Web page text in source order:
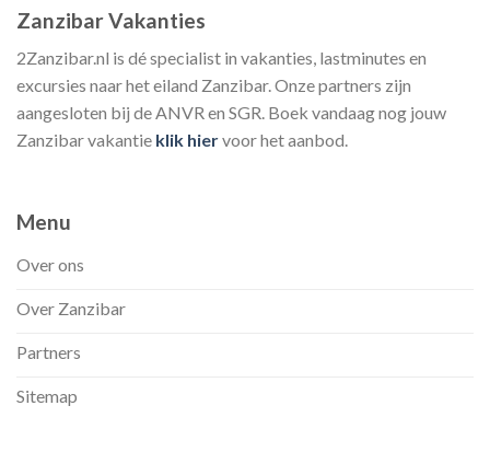
Zanzibar Vakanties
2Zanzibar.nl is dé specialist in vakanties, lastminutes en
excursies naar het eiland Zanzibar. Onze partners zijn
aangesloten bij de ANVR en SGR. Boek vandaag nog jouw
Zanzibar vakantie klik hiervoor het aanbod.
Menu
Over ons
Over Zanzibar
Partners
Sitemap